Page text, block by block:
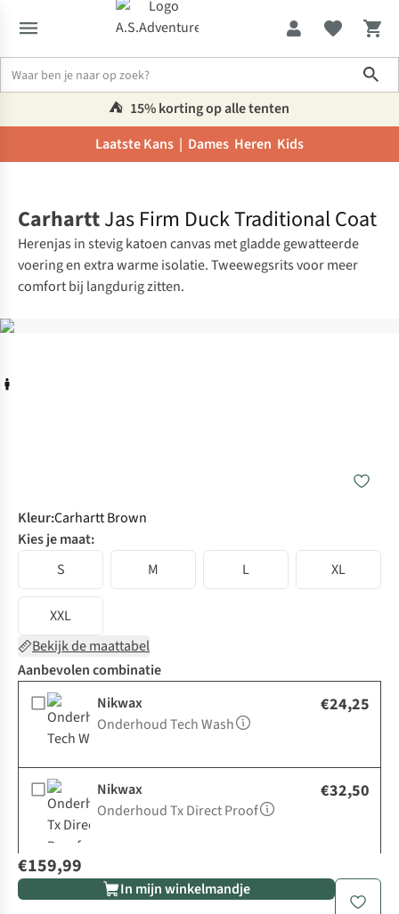
⛺️ 15% korting op alle tenten
Laatste Kans | Dames Heren Kids
CarharttJas Firm Duck Traditional Coat
Herenjas in stevig katoen canvas met gladde gewatteerde
voering en extra warme isolatie. Tweewegsrits voor meer
comfort bij langdurig zitten.
Kleur:Carhartt Brown
Kies je maat:
S
M L XL
XXL
Bekijk de maattabel
Aanbevolen combinatie
Nikwax
Onderhoud Tech Wash
€24,25
Nikwax
Onderhoud Tx Direct Proof
€32,50
€159,99
In mijn winkelmandje